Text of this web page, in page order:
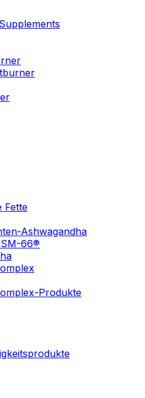
Fette
Ashwagandha
66®
Produkte